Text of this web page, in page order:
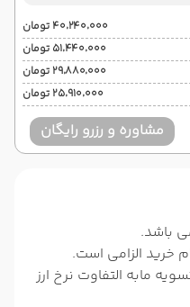
۴۰٬۲۴۰٬۰۰۰ تومان
۵۱٬۴۴۰٬۰۰۰ تومان
۲۹٬۸۸۰٬۰۰۰ تومان
۲۵٬۹۱۰٬۰۰۰ تومان
مشاوره و رزرو رایگان
هنگام خرید الزامی است.
مابه التفاوت نرخ ارز